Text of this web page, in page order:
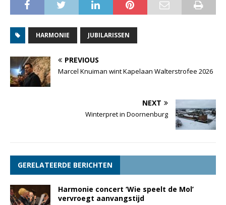
HARMONIE JUBILARISSEN
PREVIOUS
Marcel Knuiman wint Kapelaan Walterstrofee 2026
NEXT
Winterpret in Doornenburg
GERELATEERDE BERICHTEN
Harmonie concert ‘Wie speelt de Mol’
vervroegt aanvangstijd